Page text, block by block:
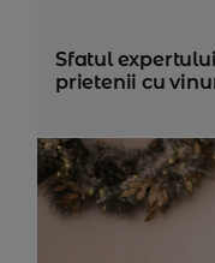
Sfatul
prietenii cu